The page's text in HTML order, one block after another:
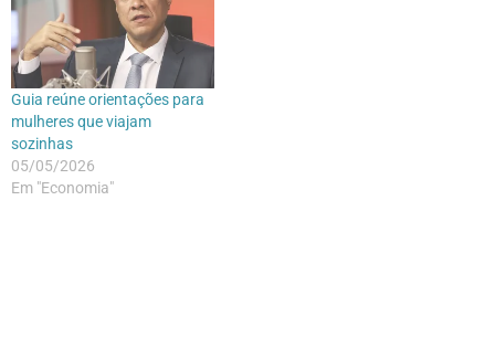
Guia reúne orientações para
mulheres que viajam
sozinhas
05/05/2026
Em "Economia"